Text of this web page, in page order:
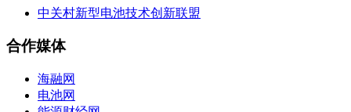
中关村新型电池技术创新联盟
合作媒体
海融网
电池网